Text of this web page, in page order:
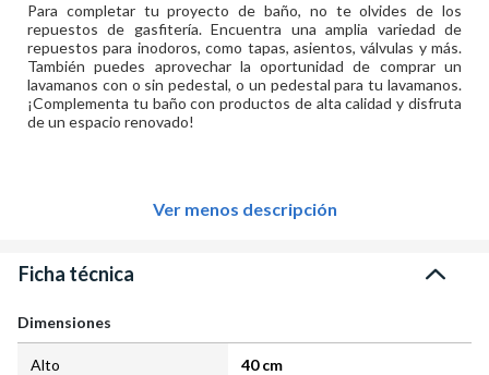
Para completar tu proyecto de baño, no te olvides de los
repuestos de gasfitería. Encuentra una amplia variedad de
repuestos para inodoros, como tapas, asientos, válvulas y más.
También puedes aprovechar la oportunidad de comprar un
lavamanos con o sin pedestal, o un pedestal para tu lavamanos.
¡Complementa tu baño con productos de alta calidad y disfruta
de un espacio renovado!
Ver menos descripción
Ficha técnica
Dimensiones
Alto 40 cm